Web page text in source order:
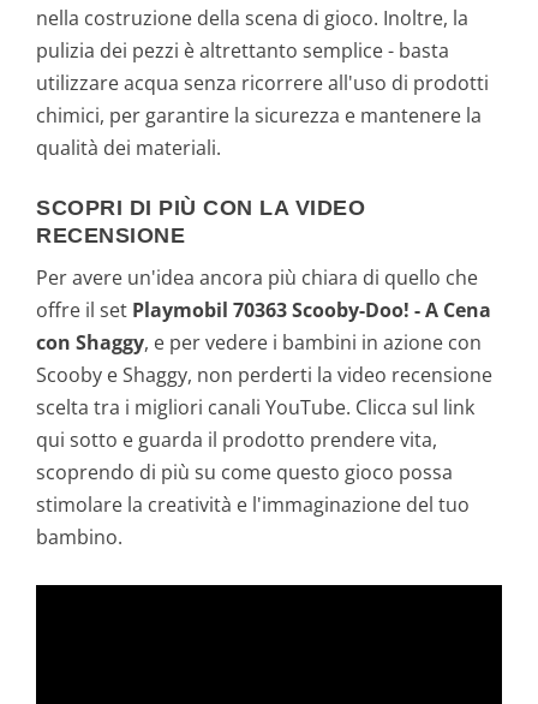
nella costruzione della scena di gioco. Inoltre, la
pulizia dei pezzi è altrettanto semplice - basta
utilizzare acqua senza ricorrere all'uso di prodotti
chimici, per garantire la sicurezza e mantenere la
qualità dei materiali.
SCOPRI DI PIÙ CON LA VIDEO
RECENSIONE
Per avere un'idea ancora più chiara di quello che
offre il set Playmobil 70363 Scooby-Doo! - A Cena
con Shaggy, e per vedere i bambini in azione con
Scooby e Shaggy, non perderti la video recensione
scelta tra i migliori canali YouTube. Clicca sul link
qui sotto e guarda il prodotto prendere vita,
scoprendo di più su come questo gioco possa
stimolare la creatività e l'immaginazione del tuo
bambino.